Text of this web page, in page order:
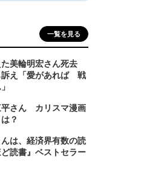
一覧を見る
美輪明宏さん死去
訴え「愛があれば 戦
平さん カリスマ漫画
？
は、経済界有数の読
読書』ベストセラー